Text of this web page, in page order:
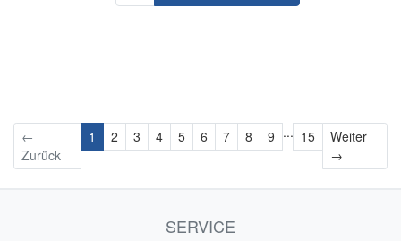
←
Zurück
1 2 3 4 5 6 7 8 9 ... 15
Weiter
→Weiter
SERVICE